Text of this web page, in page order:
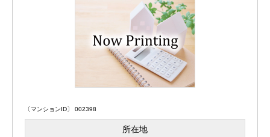
〔マンションID〕 002398
所在地